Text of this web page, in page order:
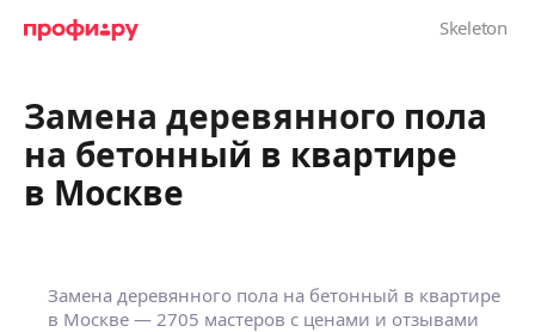
Замена деревянного пола
на бетонный в квартире
в Москве
Замена деревянного пола на бетонный в квартире
в Москве — 2705 мастеров с ценами и отзывами